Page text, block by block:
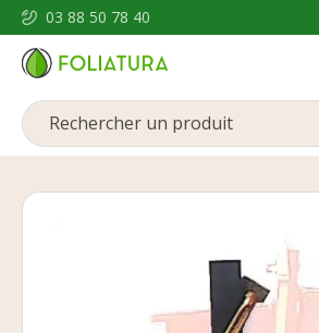
03 88 50 78 40